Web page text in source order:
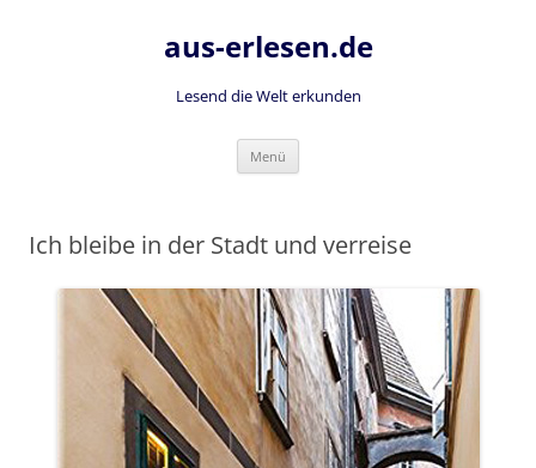
aus-erlesen.de
Lesend die Welt erkunden
Menü
Ich bleibe in der Stadt und verreise